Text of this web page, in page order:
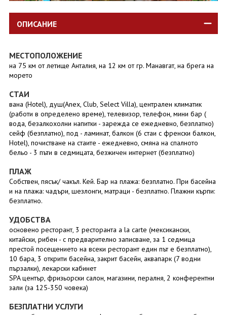
ОПИСАНИЕ
МЕСТОПОЛОЖЕНИЕ
на 75 км от летище Анталия, на 12 км от гр. Манавгат, на брега на
морето
СТАИ
вана (Hotel), душ(Anex, Club, Select Villa), централен климатик
(работи в определено време), телевизор, телефон, мини бар (
вода, безалкохолни напитки - зарежда се ежедневно, безплатно)
сейф (безплатно), под - ламинат, балкон (6 стаи с френски балкон,
Hotel), почистване на стаите - ежедневно, смяна на спалното
бельо - 3 пъти в седмицата, безжичен интернет (безплатно)
ПЛАЖ
Собствен, пясък/ чакъл. Кей. Бар на плажа: безплатно. При басейна
и на плажа: чадъри, шезлонги, матраци - безплатно. Плажни кърпи:
безплатно.
УДОБСТВА
основено ресторант, 3 ресторанта a la carte (мексикански,
китайски, рибен - с предварително записване, за 1 седмица
престой посещението на всеки ресторант един път е безплатно),
10 бара, 3 открити басейна, закрит басейн, аквапарк (7 водни
пързалки), лекарски кабинет
SPA център, фризьорски салон, магазини, пералня, 2 конферентни
зали (за 125-350 човека)
БЕЗПЛАТНИ УСЛУГИ